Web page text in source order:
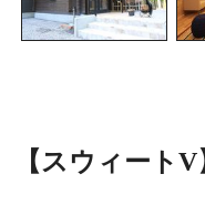
【スウィート